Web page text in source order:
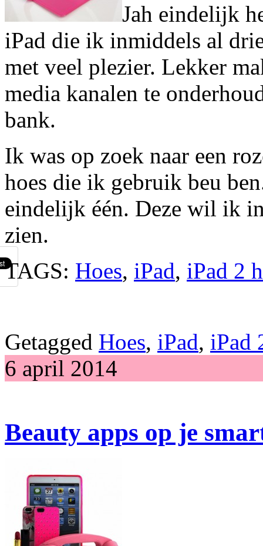
Jah eindelijk
iPad die ik inmiddels al
met veel plezier. Lekker
media kanalen te
bank.
Ik was op zoek naar een
hoes die ik gebruik beu
eindelijk één. Deze wil ik
zien.
TAGS: Hoes, iPad, iPad 2
Getagged Hoes, iPad, iPad
6 april 2014
Beauty apps op je